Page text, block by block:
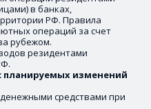
в банках,
РФ. Правила
операций за счет
рубежом.
резидентами
планируемых изменений
средствами при